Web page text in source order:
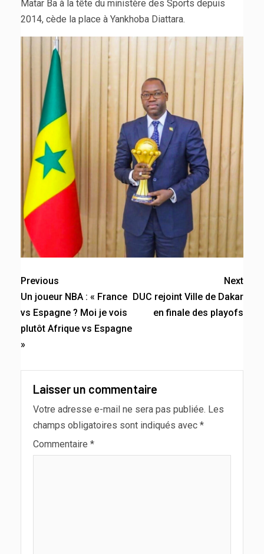
Matar Ba à la tête du ministère des Sports depuis
2014, cède la place à Yankhoba Diattara.
Previous
Un joueur NBA : « France
vs Espagne ? Moi je vois
plutôt Afrique vs Espagne
»
Next
DUC rejoint Ville de Dakar
en finale des playofs
Laisser un commentaire
Votre adresse e-mail ne sera pas publiée. Les
champs obligatoires sont indiqués avec *
Commentaire *